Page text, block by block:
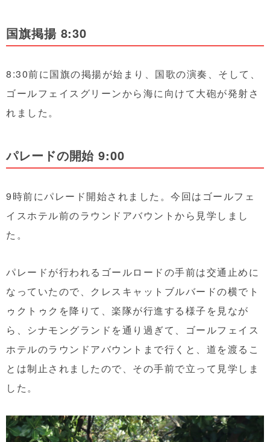
国旗掲揚 8:30
8:30前に国旗の掲揚が始まり、国歌の演奏、そして、
ゴールフェイスグリーンから海に向けて大砲が発射さ
れました。
パレードの開始 9:00
9時前にパレード開始されました。今回はゴールフェ
イスホテル前のラウンドアバウントから見学しまし
た。
パレードが行われるゴールロードの手前は交通止めに
なっていたので、クレスキャットブルバードの横でト
ゥクトゥクを降りて、楽隊が行進する様子を見なが
ら、シナモングランドを通り過ぎて、ゴールフェイス
ホテルのラウンドアバウントまで行くと、道を渡るこ
とは制止されましたので、その手前で立って見学しま
した。